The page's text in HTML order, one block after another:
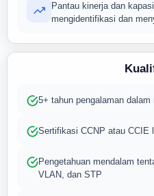
Pantau kinerja dan
mengidentifikasi dan
5+ tahun pengalaman dalam
Sertifikasi CCNP atau CCIE
Pengetahuan mendalam
VLAN, dan STP